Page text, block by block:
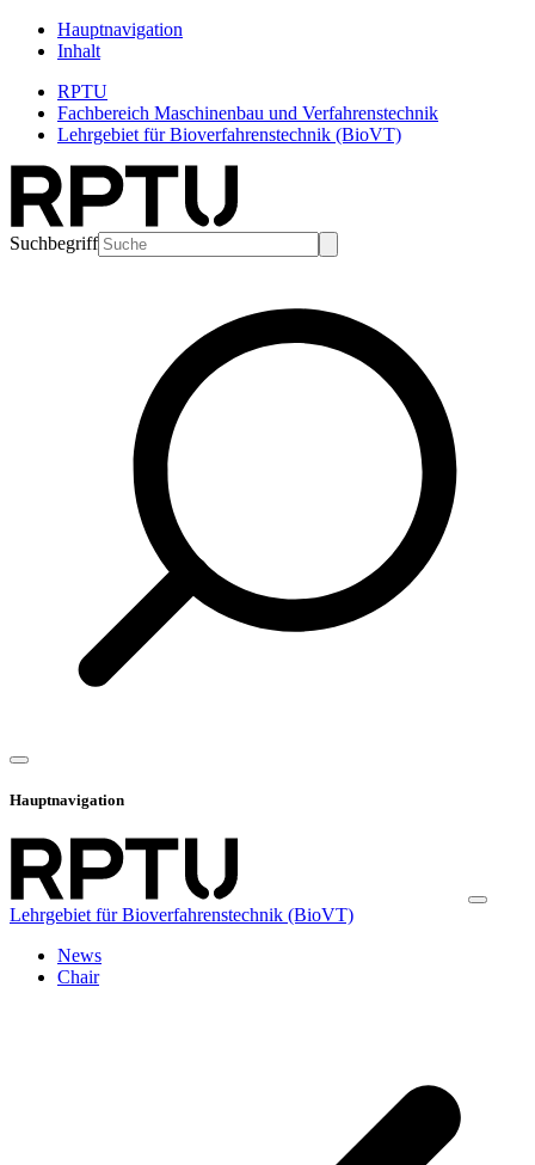
Hauptnavigation
Inhalt
RPTU
Fachbereich Maschinenbau und Verfahrenstechnik
Lehrgebiet für Bioverfahrenstechnik (BioVT)
Suchbegriff
Hauptnavigation
Lehrgebiet für Bioverfahrenstechnik (BioVT)
News
Chair